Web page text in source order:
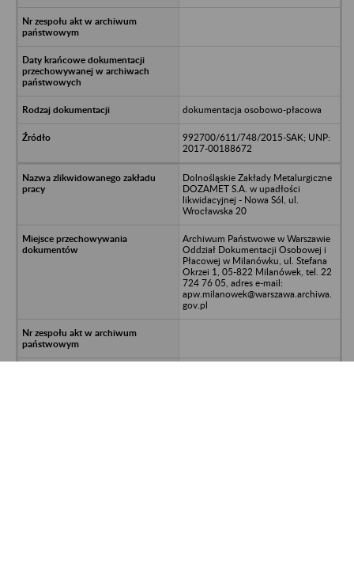
dokumentacja osobowo-płacowa
992700/611/748/2015-SAK; UNP:
2017-00188672
Dolnośląskie Zakłady Metalurgiczne
DOZAMET S.A. w upadłości
likwidacyjnej - Nowa Sól, ul.
Wrocławska 20
Archiwum Państwowe w Warszawie
Oddział Dokumentacji Osobowej i
Płacowej w Milanówku, ul. Stefana
Okrzei 1, 05-822 Milanówek, tel. 22
724 76 05, adres e-mail:
apw.milanowek@warszawa.archiwa.
gov.pl